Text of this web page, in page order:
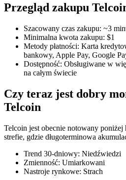
Kontrakty terminowe COIN-M
TradFi
Instrumenty pochodne na akcje,
Przegląd zakupu
Szacowany czas zakupu: ~3
Minimalna kwota zakupu: $1
Metody płatności: Karta
bankowy, Apple Pay, Google
Dostępność: Obsługiwane w
na całym świecie
Czy teraz jest dobry
Telcoin
Telcoin jest obecnie notowany
strefie, gdzie długoterminowa
Trend 30-dniowy: Niedźwiedzi
Zmienność: Umiarkowani
Nastroje rynkowe: Strach